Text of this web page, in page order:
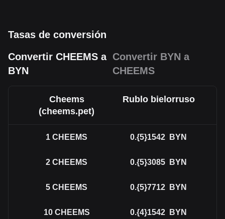
Tasas de conversión
Convertir CHEEMS a
BYN
Convertir BYN a
CHEEMS
Cheems
(cheems.pet)
Rublo bielorruso
1 CHEEMS 0.{5}1542 BYN
2 CHEEMS 0.{5}3085 BYN
5 CHEEMS 0.{5}7712 BYN
10 CHEEMS 0.{4}1542 BYN